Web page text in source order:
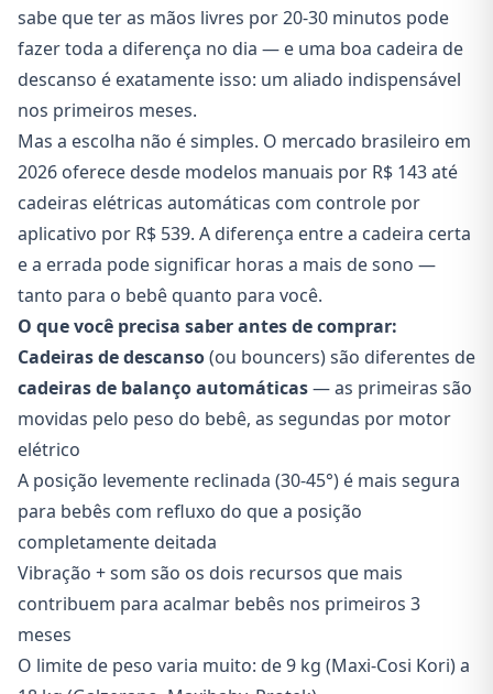
sabe que ter as mãos livres por 20-30 minutos pode
fazer toda a diferença no dia — e uma boa cadeira de
descanso é exatamente isso: um aliado indispensável
nos primeiros meses.
Mas a escolha não é simples. O mercado brasileiro em
2026 oferece desde modelos manuais por R$ 143 até
cadeiras elétricas automáticas com controle por
aplicativo por R$ 539. A diferença entre a cadeira certa
e a errada pode significar horas a mais de sono —
tanto para o bebê quanto para você.
O que você precisa saber antes de comprar:
Cadeiras de descanso(ou bouncers) são diferentes de
cadeiras de balanço automáticas— as primeiras são
movidas pelo peso do bebê, as segundas por motor
elétrico
A posição levemente reclinada (30-45°) é mais segura
para bebês com refluxo do que a posição
completamente deitada
Vibração + som são os dois recursos que mais
contribuem para acalmar bebês nos primeiros 3
meses
O limite de peso varia muito: de 9 kg (Maxi-Cosi Kori) a